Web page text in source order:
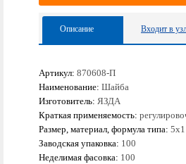
Описание Входит в
Артикул: 870608-П
Наименование: Шайба
Изготовитель: ЯЗДА
Краткая применяемость:
Размер, материал, формула типа:
Заводская упаковка: 100
Неделимая фасовка: 100